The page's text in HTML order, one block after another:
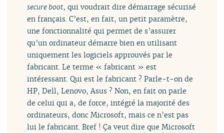
secure boot, qui voudrait dire démarrage sécurisé
en français. C’est, en fait, un petit paramètre,
une fonctionnalité qui permet de s’assurer
qu’un ordinateur démarre bien en utilisant
uniquement les logiciels approuvés par le
fabricant. Le terme « fabricant » est
intéressant. Qui est le fabricant ? Parle-t-on de
HP, Dell, Lenovo, Asus ? Non, en fait on parle
de celui qui a, de force, intégré la majorité des
ordinateurs, donc Microsoft, mais ce n’est pas
lui le fabricant. Bref ! Ça veut dire que Microsoft